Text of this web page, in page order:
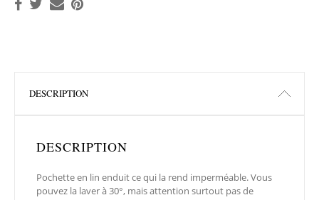
DESCRIPTION
DESCRIPTION
Pochette en lin enduit ce qui la rend imperméable. Vous
pouvez la laver à 30°, mais attention surtout pas de